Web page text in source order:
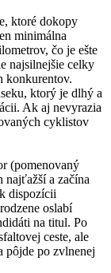
ktoré dokopy
minimálna
čo je ešte
najsilnejšie celky
konkurentov.
ktorý je dlhý a
Ak aj nevyrazia
cyklistov
(pomenovaný
najťažší a začína
dispozícii
oslabí
na titul. Po
ceste, ale
pôjde po zvlnenej